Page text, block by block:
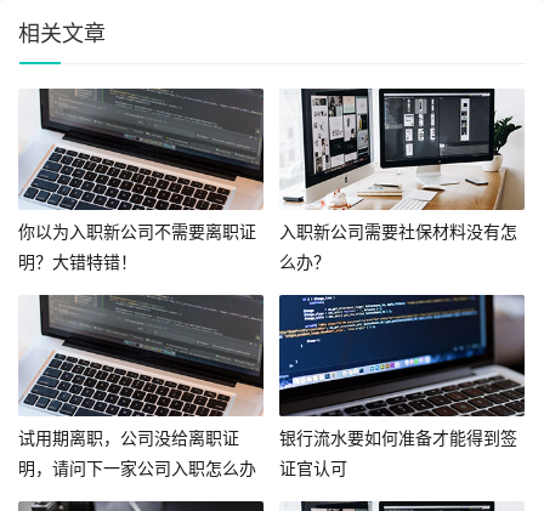
相关文章
你以为入职新公司不需要离职证
明？大错特错！
入职新公司需要社保材料没有怎
么办？
试用期离职，公司没给离职证
明，请问下一家公司入职怎么办
呢？
银行流水要如何准备才能得到签
证官认可